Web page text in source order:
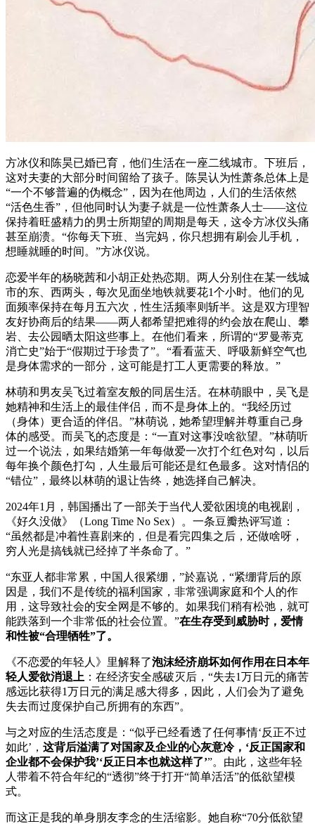
方冰仪和陈昊已婚已育，他们生活在一座二线城市。下班后，
这对夫妻的大部分时间留给了孩子。陈昊认为性萧条总体上是
“一个不够普遍的伪概念”，因为在他周边，人们的生活依然
“活色生香”，但他同时认为妻子就是一位性萧条人士——这位
保持着旺盛精力的男士所期望的周期是每天，这令方冰仪头痛
甚至崩溃。“你每天下班、当完妈，你只想拥有刷会儿手机，
想睡就睡的时间。”方冰仪说。
恋爱半年的杨晓茜和小胡正处热恋期。两人分别住在某一线城
市的东、西两头，每次见面坐地铁就要花1个小时。他们的见
面频率保持在每月五六次，性生活频率则斩半。这是双方理智
友好协商后的结果——两人都希望把难得的约会放在爬山、攀
岩、去公园晒太阳这些事上。在他们看来，所谓的“罗曼蒂克
消亡史”始于“假期过于珍贵了”。“看看蓝天、呼吸新鲜空气也
是身体需求的一部分，这可能是打工人更需要的释放。”
林萌和男友吴飞过着室友般的同居生活。在林萌眼中，吴飞是
她精神和生活上的最佳伴侣，而不是身体上的。“我经历过
（身体）更合适的伴侣。”林萌说，她希望理解并尊重自己身
体的感受。而吴飞的态度是：“一直对这事没啥欲望。”林萌听
过一个说法，如果结婚第一年每做爱一次打个红色对勾，以后
每年换个颜色打勾，人生最后可能还是红色最多。这对情侣的
“错位”，最终以林萌的退让告终，她选择自己解决。
2024年1月，韩国播出了一部关于当代人爱欲困境的电视剧，
《好久没做》（Long Time No Sex）。一条豆瓣热评写道：
“虽然都是冲着性喜剧来的，但是看完四集之后，还做啥呀，
穷人光是搞钱就已经掉了半条命了。”
“东亚人都非常累，中国人很紧绷，”於嘉说，“紧绷背后的原
因是，我们不是传统的福利国家，非常强调家庭和个人的作
用，这导致社会的安全网是不够的。如果我们稍有松弛，就可
能跌落到一个非常低的社会位置。”在生存受到威胁时，爱情
和性被“合理牺牲”了。
《不恋爱的年轻人》里解释了泡沫经济崩坏如何作用在日本年
轻人爱欲消退上 ：在经济安全感破灭后，“失去1万日元的痛苦
感远比获得1万日元的满足感大得多，因此，人们会为了避免
失去而过度保护自己所拥有的东西”。
与之对应的生活态度是：“似乎已经看透了任何事情‘反正不过
如此’， 这背后溢满了对国家及企业的心灰意冷，‘反正国家和
企业都不会保护我’‘反正日本也就这样了’”。由此，这些年轻
人带着不符合年纪的“透彻”终于打开“简单活活”的低欲望模
式。
而这正是我的单身朋友李念的生活缩影。她自称“70分低欲望